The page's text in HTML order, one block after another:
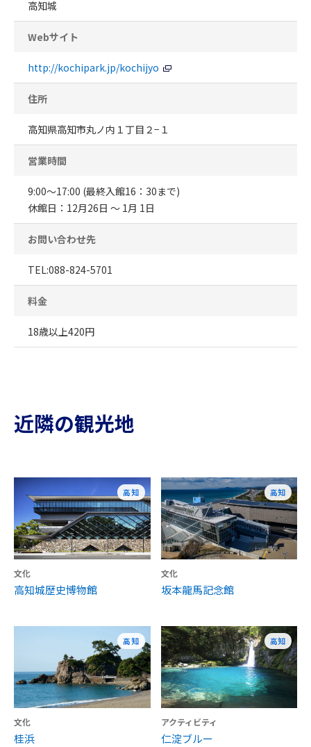
高知城
Webサイト
http://kochipark.jp/kochijyo
住所
高知県高知市丸ノ内１丁目２−１
営業時間
9:00～17:00 (最終入館16：30まで)
休館日：12月26日 ～ 1月 1日
お問い合わせ先
TEL:088-824-5701
料金
18歳以上420円
近隣の観光地
高知
文化
高知城歴史博物館
高知
文化
坂本龍馬記念館
高知
文化
桂浜
高知
アクティビティ
仁淀ブルー